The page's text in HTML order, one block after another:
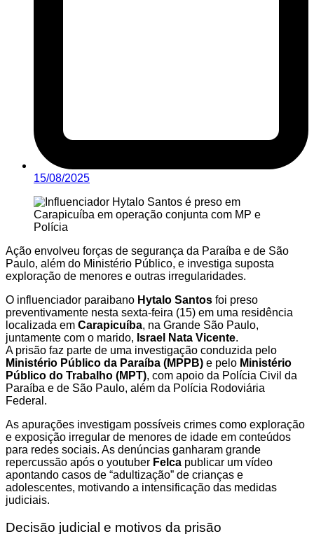
15/08/2025
Ação envolveu forças de segurança da Paraíba e de São
Paulo, além do Ministério Público, e investiga suposta
exploração de menores e outras irregularidades.
O influenciador paraibano Hytalo Santos foi preso
preventivamente nesta sexta-feira (15) em uma residência
localizada em Carapicuíba, na Grande São Paulo,
juntamente com o marido, Israel Nata Vicente.
A prisão faz parte de uma investigação conduzida pelo
Ministério Público da Paraíba (MPPB) e pelo Ministério
Público do Trabalho (MPT), com apoio da Polícia Civil da
Paraíba e de São Paulo, além da Polícia Rodoviária
Federal.
As apurações investigam possíveis crimes como exploração
e exposição irregular de menores de idade em conteúdos
para redes sociais. As denúncias ganharam grande
repercussão após o youtuber Felca publicar um vídeo
apontando casos de “adultização” de crianças e
adolescentes, motivando a intensificação das medidas
judiciais.
Decisão judicial e motivos da prisão